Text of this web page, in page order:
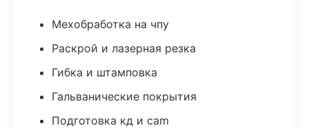
Мехобработка на чпу
Раскрой и лазерная резка
Гибка и штамповка
Гальванические покрытия
Подготовка кд и cam